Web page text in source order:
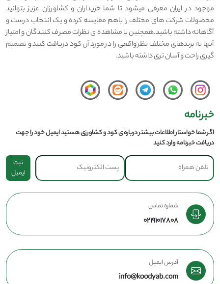
موجود در ایران معرفی میشود تا شما خریداران و کشاورزان عزیز بتوانید
محصولات شرکت های مختلف را باهم مقایسه کرده و یک انتخاب درست و
آگاهانه داشته باشید.همچنین با مشاهده ی نظرات مصرف کنندگان و امتیاز
آنها به برندهای مختلف نظر واقعی را در مورد آن کود دریافت کنید و تصمیم
گیری راحت و آسان تری داشته باشید.
خبرنامه
اگر شما خواستار اطلاعات بیشتر درباره ی کود و کشاورزی هستید ایمیل خود را جهت
دریافت خبرنامه وارد کنید
ثبت
ایمیل
شماره تماس
02191017808
آدرس ایمیل
info@koodyab.com